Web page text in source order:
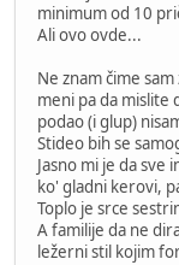
minimum od 10
Ali ovo ovde...
Ne znam čime
meni pa da mislite
podao (i glup)
Stideo bih se
Jasno mi je da sve
ko' gladni kerovi,
Toplo je srce
A familije da ne
ležerni stil kojim